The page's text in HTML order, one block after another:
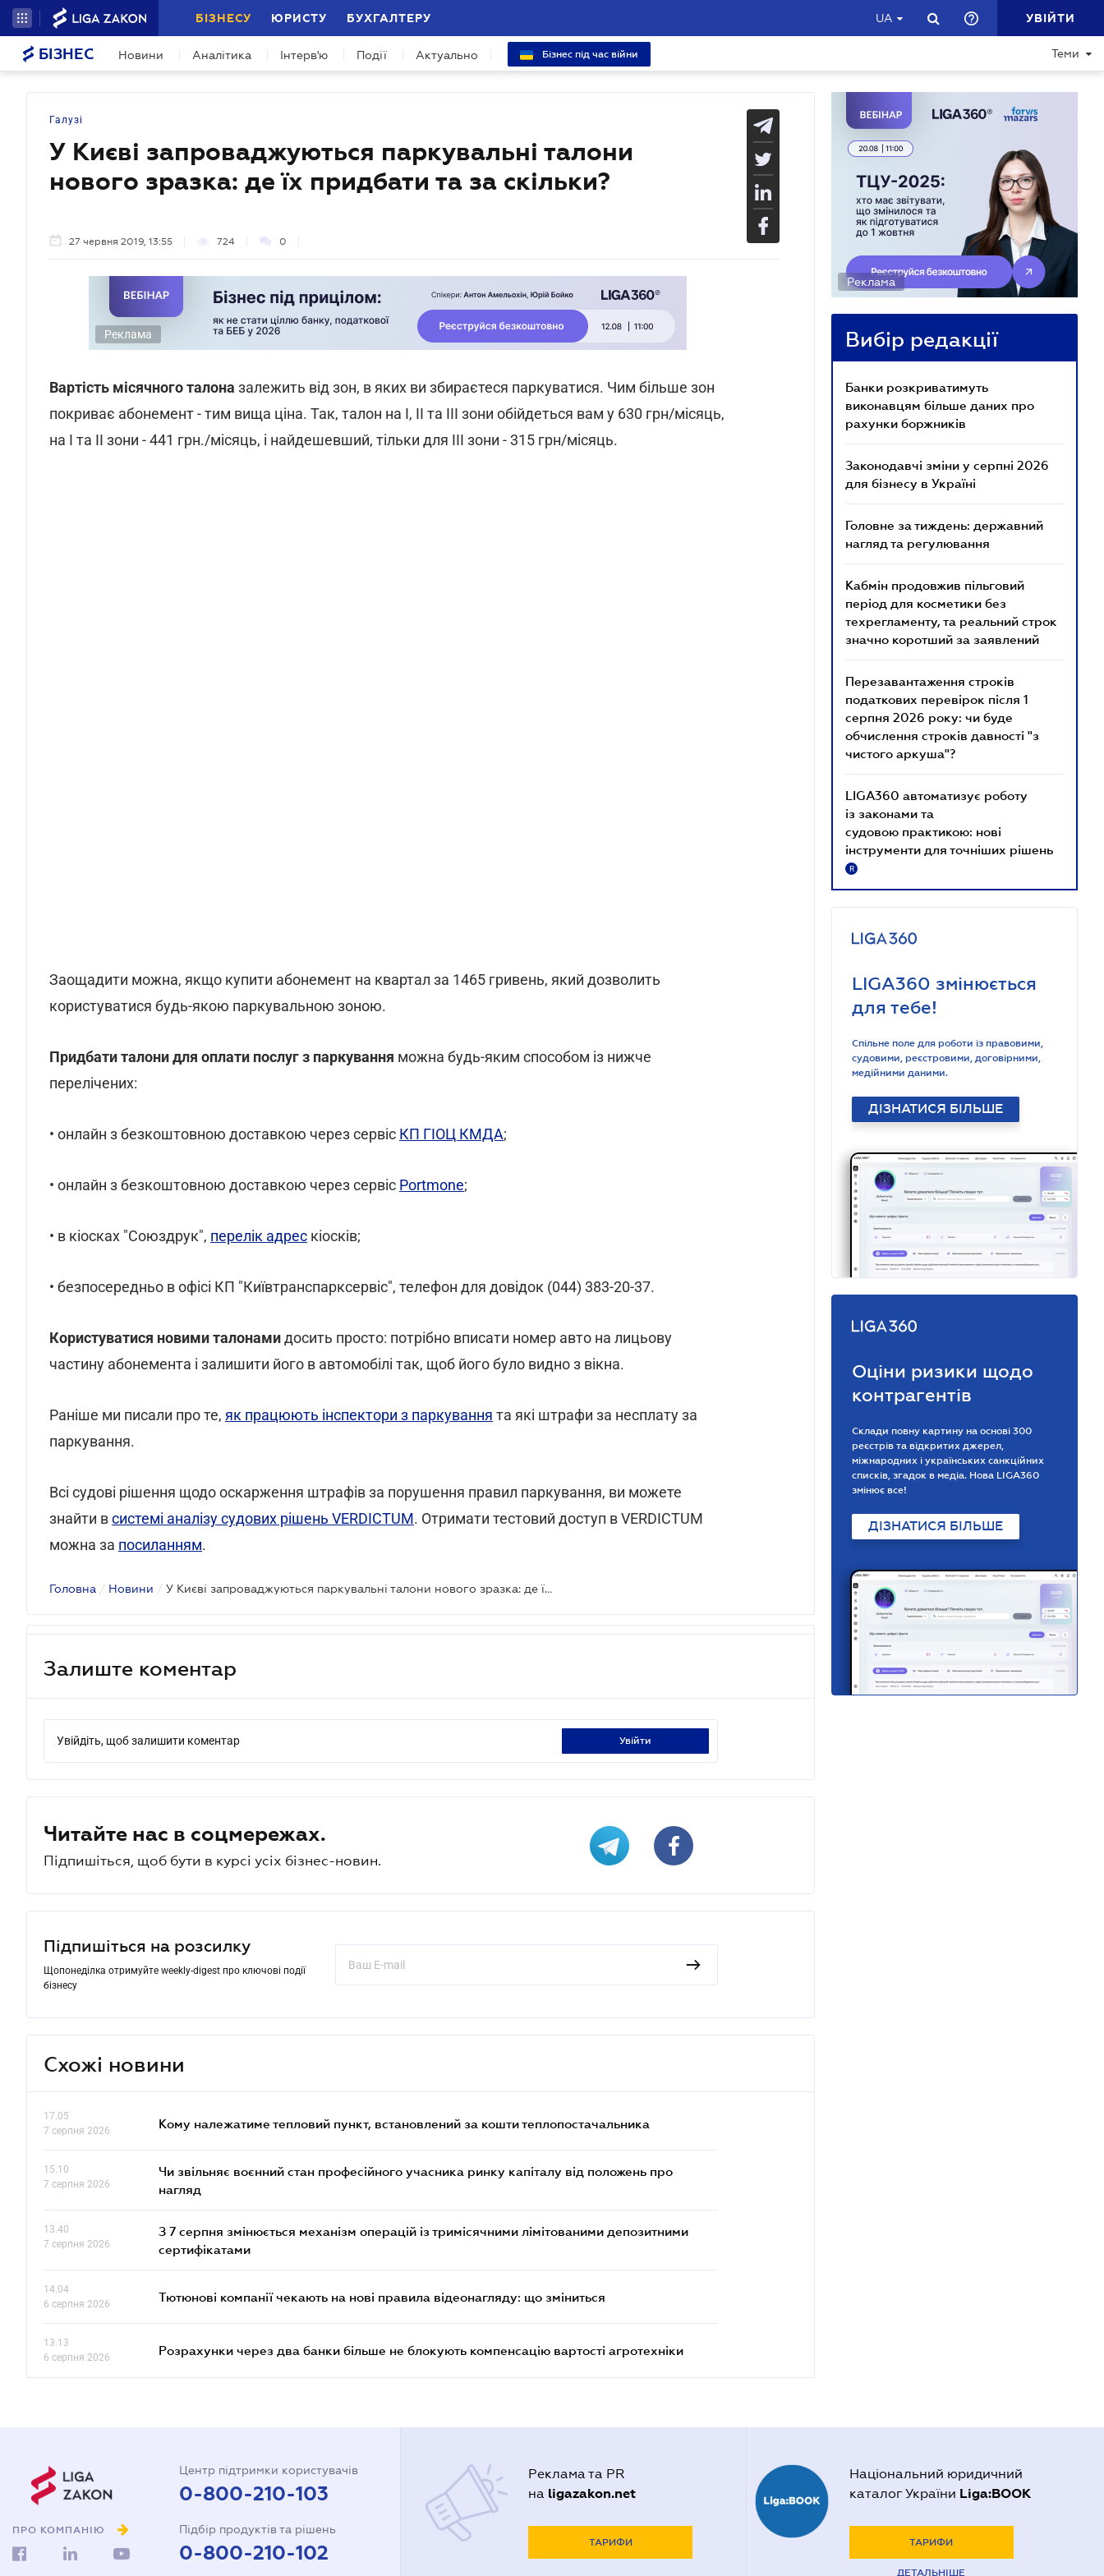
БІЗНЕСУ ЮРИСТУ БУХГАЛТЕРУ UA УВІЙТИ
БІЗНЕС Новини Аналітика Інтерв'ю Події Актуально Бізнес під час війни Теми
Галузі
У Києві запроваджуються паркувальні талони
нового зразка: де їх придбати та за скільки?
27 червня 2019, 13:55 724 0
Реклама
Вартість місячного талона залежить від зон, в яких ви збираєтеся паркуватися. Чим більше зон
покриває абонемент - тим вища ціна. Так, талон на І, ІІ та ІІІ зони обійдеться вам у 630 грн/місяць,
на І та ІІ зони - 441 грн./місяць, і найдешевший, тільки для ІІІ зони - 315 грн/місяць.
Заощадити можна, якщо купити абонемент на квартал за 1465 гривень, який дозволить
користуватися будь-якою паркувальною зоною.
Придбати талони для оплати послуг з паркування можна будь-яким способом із нижче
перелічених:
• онлайн з безкоштовною доставкою через сервіс КП ГІОЦ КМДА;
• онлайн з безкоштовною доставкою через сервіс Portmone;
• в кіосках "Союздрук", перелік адрес кіосків;
• безпосередньо в офісі КП "Київтранспарксервіс", телефон для довідок (044) 383-20-37.
Користуватися новими талонамидосить просто: потрібно вписати номер авто на лицьову
частину абонемента і залишити його в автомобілі так, щоб його було видно з вікна.
Раніше ми писали про те, як працюють інспектори з паркування та які штрафи за несплату за
паркування.
Всі судові рішення щодо оскарження штрафів за порушення правил паркування, ви можете
знайти всистемі аналізу судових рішень VERDICTUM. Отримати тестовий доступ в VERDICTUM
можна за посиланням.
Головна / Новини / У Києві запроваджуються паркувальні талони нового зразка: де їх придбати та за скільки?
Залиште коментар
Увійдіть, щоб залишити коментар увійти
Читайте нас в соцмережах.
Підпишіться, щоб бути в курсі усіх бізнес-новин.
Підпишіться на розсилку
Щопонеділка отримуйте weekly-digest про ключові події
бізнесу
Схожі новини
17.05
7 серпня 2026
Кому належатиме тепловий пункт, встановлений за кошти теплопостачальника
15.10
7 серпня 2026
Чи звільняє воєнний стан професійного учасника ринку капіталу від положень про
нагляд
13.40
7 серпня 2026
З 7 серпня змінюється механізм операцій із тримісячними лімітованими депозитними
сертифікатами
14.04
6 серпня 2026
Тютюнові компанії чекають на нові правила відеонагляду: що зміниться
13.13
6 серпня 2026
Розрахунки через два банки більше не блокують компенсацію вартості агротехніки
Реклама
Вибір редакції
Банки розкриватимуть
виконавцям більше даних про
рахунки боржників
Законодавчі зміни у серпні 2026
для бізнесу в Україні
Головне за тиждень: державний
нагляд та регулювання
Кабмін продовжив пільговий
період для косметики без
техрегламенту, та реальний строк
значно коротший за заявлений
Перезавантаження строків
податкових перевірок після 1
серпня 2026 року: чи буде
обчислення строків давності "з
чистого аркуша"?
LIGA360 автоматизує роботу
із законами та
судовою практикою: нові
інструменти для точніших рішень
R
LIGA360 змінюється
для тебе!
Спільне поле для роботи із правовими,
судовими, реєстровими, договірними,
медійними даними.
ДІЗНАТИСЯ БІЛЬШЕ
Оціни ризики щодо
контрагентів
Склади повну картину на основі 300
реєстрів та відкритих джерел,
міжнародних і українських санкційних
списків, згадок в медіа. Нова LIGA360
змінює все!
ДІЗНАТИСЯ БІЛЬШЕ
ПРО КОМПАНІЮ
Центр підтримки користувачів
0-800-210-103
Підбір продуктів та рішень
0-800-210-102
Реклама та PR
на ligazakon.net
ТАРИФИ
Національний юридичний
каталог України Liga:BOOK
ТАРИФИ
ДЕТАЛЬНІШЕ